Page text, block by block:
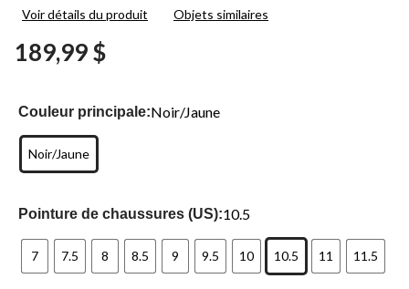
18
page.
Voir détails du produit Objets similaires
189,99 $
Couleur principale:Noir/Jaune
Noir/Jaune
Pointure de chaussures (US):10.5
7 7.5 8 8.5 9 9.5 10 10.5 11 11.5